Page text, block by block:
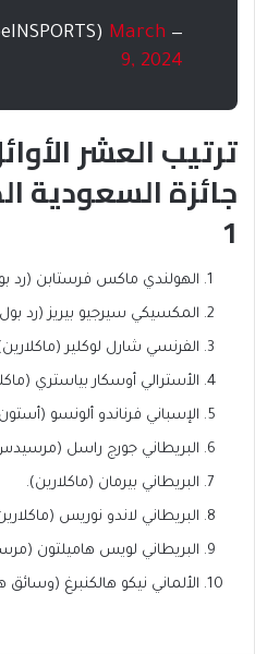
— beIN SPORTS (@beINSPORTS)
March
9, 2024
ترتيب العشر
جائزة السعودية
1
الهولندي ماكس فرستابن (رد
المكسيكي سيرجيو بيريز (رد
الفرنسي شارل لوكلير
الأسترالي أوسكار بياستري
الإسباني فرناندو ألونسو
البريطاني جورج راسل
البريطاني بيرمان (ماكلارين).
البريطاني لاندو نوريس
البريطاني لويس هاميلتون
الألماني نيكو هالكنبرغ